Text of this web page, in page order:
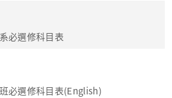
必選修科目表
必選修科目表(English)